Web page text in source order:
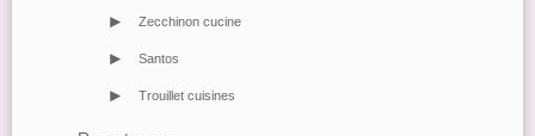
> Zecchinon cucine
> Santos
> Trouillet cuisines